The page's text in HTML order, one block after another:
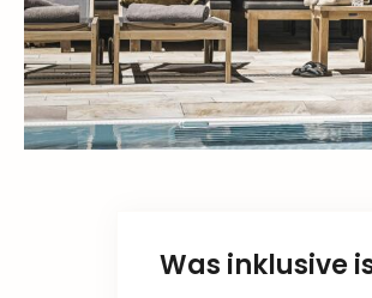
Was inklusive